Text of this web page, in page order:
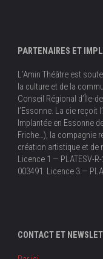
PARTENAIRES ET
L’Amin Théâtre est
la culture et de la
Conseil Régional d’Île-
l’Essonne. La cie reçoit
Implantée en Essonne
Friche…), la compagnie
création artistique et de
Licence 1 — PLATESV-
003491. Licence 3 —
CONTACT ET